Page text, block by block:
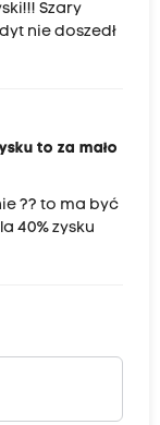
Szary
nie doszedł
to za mało
?? to ma być
40% zysku